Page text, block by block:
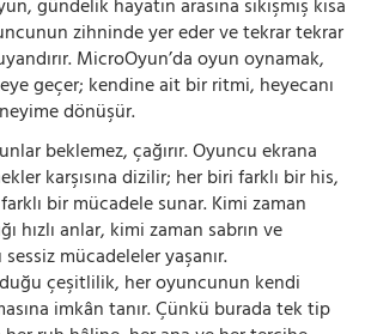
gündelik hayatın arasına sıkışmış kısa
zihninde yer eder ve tekrar tekrar
MicroOyun’da oyun oynamak,
geçer; kendine ait bir ritmi, heyecanı
dönüşür.
beklemez, çağırır. Oyuncu ekrana
karşısına dizilir; her biri farklı bir his,
bir mücadele sunar. Kimi zaman
hızlı anlar, kimi zaman sabrın ve
sessiz mücadeleler yaşanır.
çeşitlilik, her oyuncunun kendi
imkân tanır. Çünkü burada tek tip